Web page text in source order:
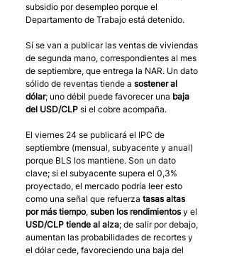
subsidio por desempleo porque el
Departamento de Trabajo está detenido.
Sí se van a publicar las ventas de viviendas
de segunda mano, correspondientes al mes
de septiembre, que entrega la NAR. Un dato
sólido de reventas tiende a sostener al
dólar; uno débil puede favorecer una baja
del USD/CLP si el cobre acompaña.
El viernes 24 se publicará el IPC de
septiembre (mensual, subyacente y anual)
porque BLS los mantiene. Son un dato
clave; si el subyacente supera el 0,3%
proyectado, el mercado podría leer esto
como una señal que refuerza tasas altas
por más tiempo, suben los rendimientos y el
USD/CLP tiende al alza; de salir por debajo,
aumentan las probabilidades de recortes y
el dólar cede, favoreciendo una baja del